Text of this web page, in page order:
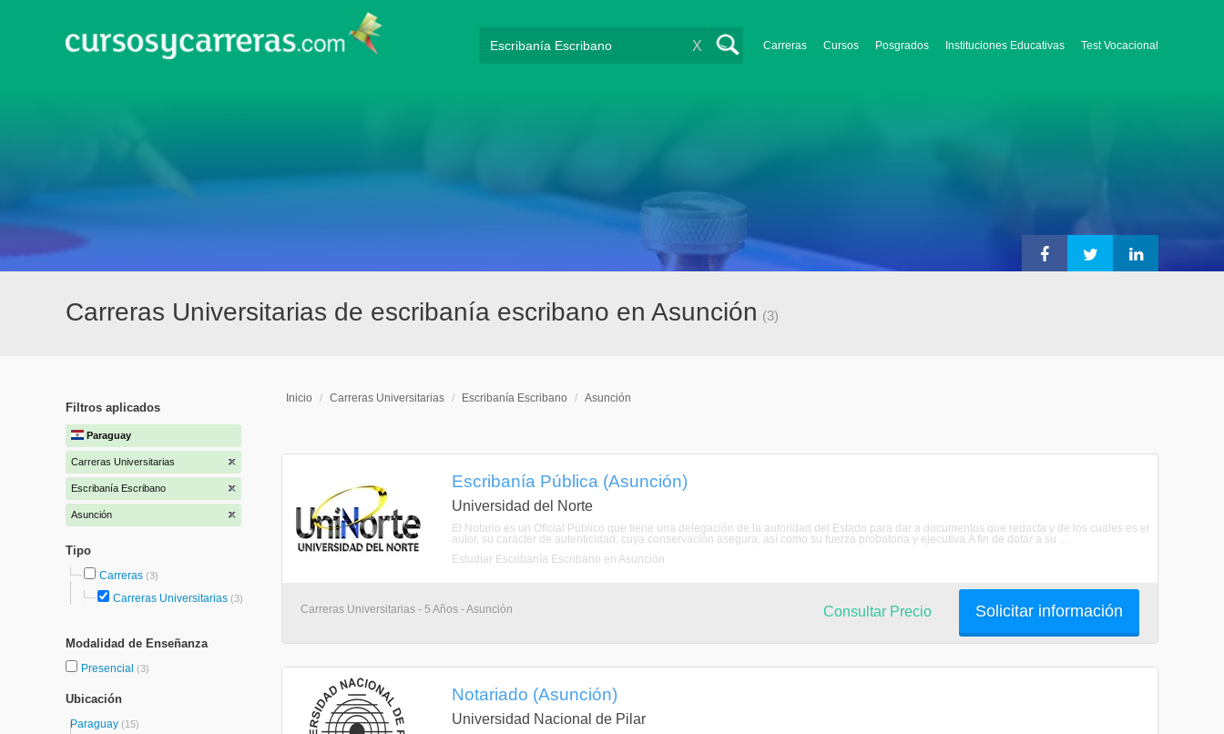
Carreras Cursos Posgrados Instituciones Educativas Test Vocacional
X
Carreras Universitarias de escribanía escribano en Asunción (3)
Filtros aplicados
Paraguay
Carreras Universitarias
Escribanía Escribano
Asunción
Tipo
Carreras (3)
Carreras Universitarias (3)
Modalidad de Enseñanza
Presencial (3)
Ubicación
Paraguay (15)
Inicio / Carreras Universitarias / Escribanía Escribano / Asunción
Escribanía Pública (Asunción)
Universidad del Norte
El Notario es un Oficial Público que tiene una delegación de la autoridad del Estado para dar a documentos que redacta y de los cuales es el
autor, su carácter de autenticidad, cuya conservación asegura, así como su fuerza probatoria y ejecutiva.A fin de dotar a su ...
Estudiar Escribanía Escribano en Asunción
Carreras Universitarias - 5 Años - Asunción Solicitar información
Consultar Precio
Notariado (Asunción)
Universidad Nacional de Pilar